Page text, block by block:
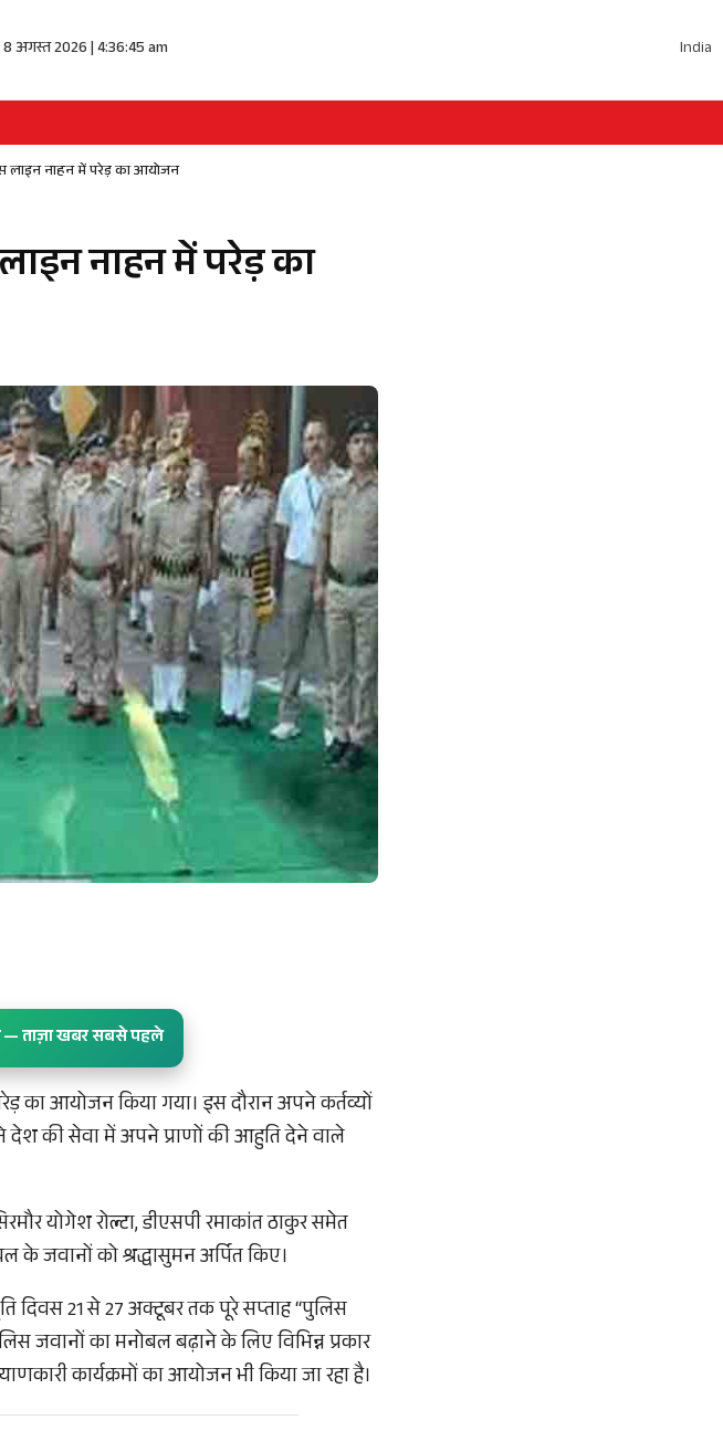
8 अगस्त 2026 | 4:36:46 am India
लाइन नाहन में परेड़ का आयोजन
नाहन में परेड़ का
— ताज़ा खबर सबसे पहले
का आयोजन किया गया। इस दौरान अपने कर्तव्यों
की सेवा में अपने प्राणों की आहुति देने वाले
योगेश रोल्टा, डीएसपी रमाकांत ठाकुर समेत
जवानों को श्रद्धासुमन अर्पित किए।
दिवस 21 से 27 अक्टूबर तक पूरे सप्ताह “पुलिस
जवानों का मनोबल बढ़ाने के लिए विभिन्न प्रकार
कार्यक्रमों का आयोजन भी किया जा रहा है।